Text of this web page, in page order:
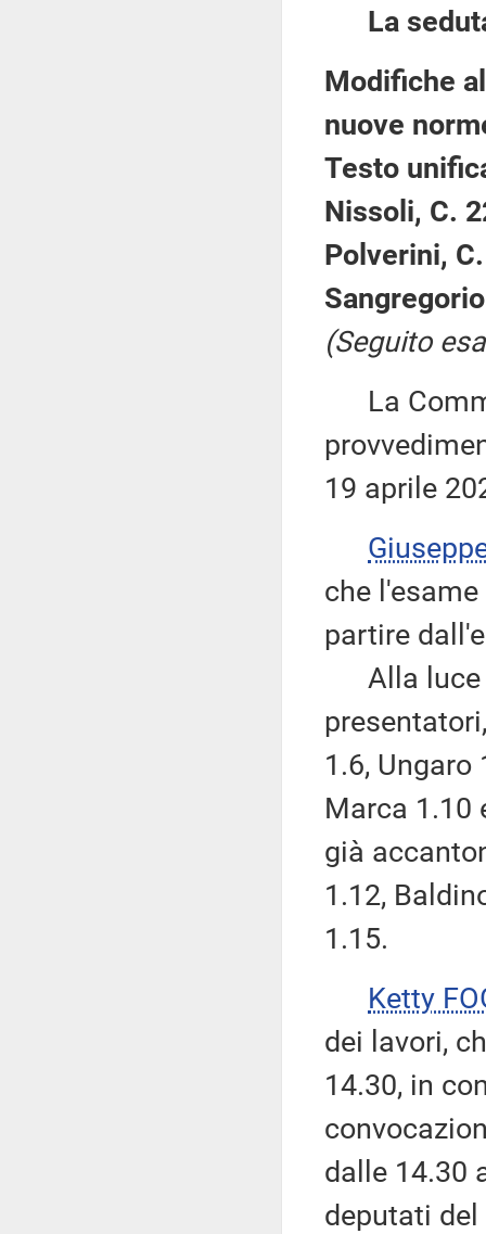
La
Modifiche
nuove
Testo
Nissoli, C.
Polverini,
(Seguito
La
19 aprile
che
partire
Alla luce
1.6, Ungaro
Marca 1.10
già
1.12,
1.15.
Ketty
dei lavori,
14.30, in
dalle 14.30
deputati